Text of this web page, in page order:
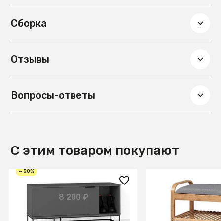
Сборка
Отзывы
Вопросы-ответы
С этим товаром покупают
— 50%
8 200 ₽
Обувница City графит
9 990 ₽
Полка для обуви